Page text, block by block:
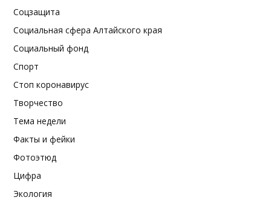
Соцзащита
Социальная сфера Алтайского края
Социальный фонд
Спорт
Стоп коронавирус
Творчество
Тема недели
Факты и фейки
Фотоэтюд
Цифра
Экология